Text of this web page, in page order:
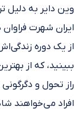
وین دایر به دلیل
ایران شهرت
از یک دوره
ببینید، که از
راز تحول و
افراد می‌خواهند